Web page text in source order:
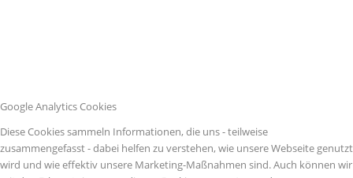
Google Analytics Cookies
Diese Cookies sammeln Informationen, die uns - teilweise
zusammengefasst - dabei helfen zu verstehen, wie unsere Webseite genutzt
wird und wie effektiv unsere Marketing-Maßnahmen sind. Auch können wir